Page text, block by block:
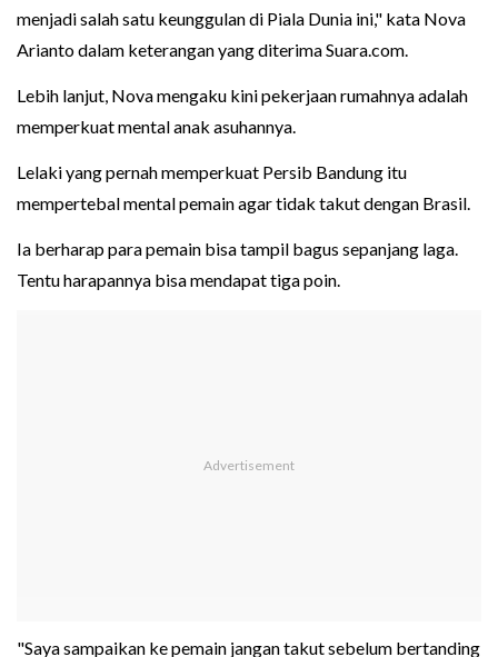
menjadi salah satu keunggulan di Piala Dunia ini," kata Nova
Arianto dalam keterangan yang diterima Suara.com.
Lebih lanjut, Nova mengaku kini pekerjaan rumahnya adalah
memperkuat mental anak asuhannya.
Lelaki yang pernah memperkuat Persib Bandung itu
mempertebal mental pemain agar tidak takut dengan Brasil.
Ia berharap para pemain bisa tampil bagus sepanjang laga.
Tentu harapannya bisa mendapat tiga poin.
"Saya sampaikan ke pemain jangan takut sebelum bertanding